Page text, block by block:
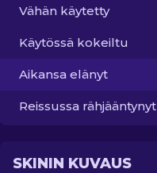
Vähän käytetty
Käytössä kokeiltu
Aikansa elänyt
Reissussa rähjääntynyt
SKININ KUVAUS